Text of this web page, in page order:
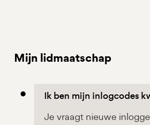
Mijn lidmaatschap
Ik ben mijn inlogcodes
Je vraagt nieuwe